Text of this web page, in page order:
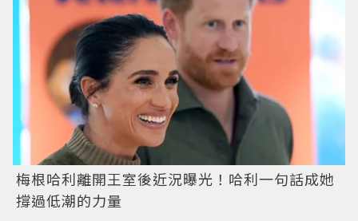
梅根哈利離開王室後近況曝光！哈利一句話成她
撐過低潮的力量